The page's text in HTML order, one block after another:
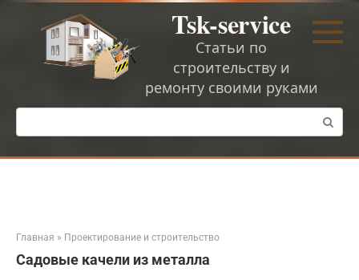
Перейти
Tsk-service
Статьи по
строительству и
ремонту своими руками
Поиск:
Главная » Проектирование и строительство
Садовые качели из металла